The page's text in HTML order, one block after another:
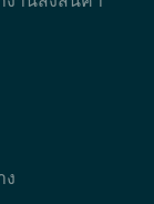
ง